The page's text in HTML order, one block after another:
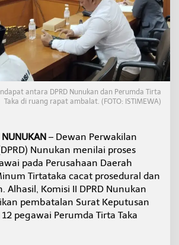
a
S
K
1
2
a
l
o
e
a
w
a
i
e
r
antara DPRD Nunukan dan Perumda Tirta
Taka di ruang rapat ambalat. (FOTO: ISTIMEWA)
– Dewan Perwakilan
Nunukan menilai proses
pada Perusahaan Daerah
Tirtataka cacat prosedural dan
Alhasil, Komisi II DPRD Nunukan
pembatalan Surat Keputusan
pegawai Perumda Tirta Taka